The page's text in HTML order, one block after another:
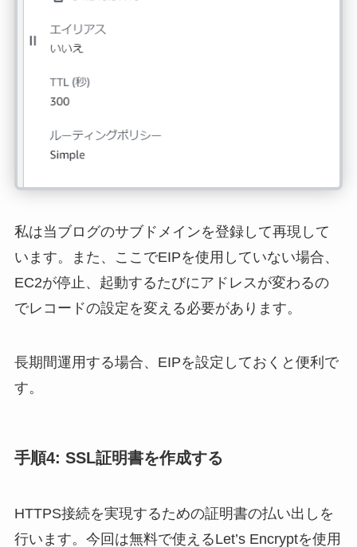
私は当ブログのサブドメインを登録して再現して
います。また、ここでEIPを使用していない場合、
EC2が停止、起動するたびにアドレスが変わるの
でレコードの設定を変える必要があります。
長期間運用する場合、EIPを設定しておくと便利で
す。
手順4: SSL証明書を作成する
HTTPS接続を実現するための証明書の払い出しを
行います。今回は無料で使えるLet’s Encryptを使用